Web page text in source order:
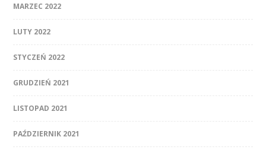
MARZEC 2022
LUTY 2022
STYCZEŃ 2022
GRUDZIEŃ 2021
LISTOPAD 2021
PAŹDZIERNIK 2021